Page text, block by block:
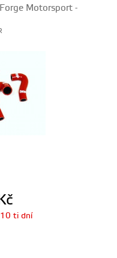
Motorsport -
ti dní